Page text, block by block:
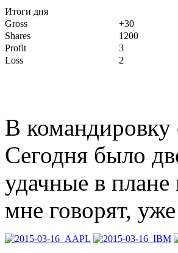
Итоги дня
Gross
+30
Shares
1200
Profit
3
Loss
2
В командировку
Сегодня было
удачные в
мне говорят,